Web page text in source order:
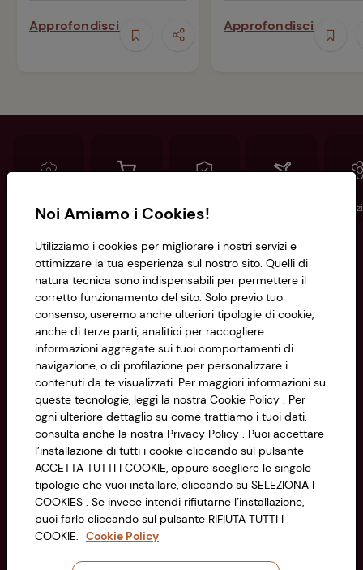
Approfondisci Approfondisci
Conad Spesa online Assicurazioni
Informazioni
Privacy Policy
Cookie Policy
Impostazioni Cookie
Accessibilità
CONAD SOCIETÀ COOPERATIVA
Via Michelino, 59 | 40127 BOLOGNA
Codice Fiscale e Registro Imprese
di Bologna 00865960157
PARTITA IVA 03320960374
Servizio clienti
Seguici sui Social:
Noi Amiamo i Cookies!
Utilizziamo i cookies per migliorare i nostri servizi e
ottimizzare la tua esperienza sul nostro sito. Quelli di
natura tecnica sono indispensabili per permettere il
corretto funzionamento del sito. Solo previo tuo
consenso, useremo anche ulteriori tipologie di cookie,
anche di terze parti, analitici per raccogliere
informazioni aggregate sui tuoi comportamenti di
navigazione, o di profilazione per personalizzare i
contenuti da te visualizzati. Per maggiori informazioni su
queste tecnologie, leggi la nostra Cookie Policy . Per
ogni ulteriore dettaglio su come trattiamo i tuoi dati,
consulta anche la nostra Privacy Policy . Puoi accettare
l’installazione di tutti i cookie cliccando sul pulsante
ACCETTA TUTTI I COOKIE, oppure scegliere le singole
tipologie che vuoi installare, cliccando su SELEZIONA I
COOKIES . Se invece intendi rifiutarne l’installazione,
puoi farlo cliccando sul pulsante RIFIUTA TUTTI I
COOKIE. Cookie Policy